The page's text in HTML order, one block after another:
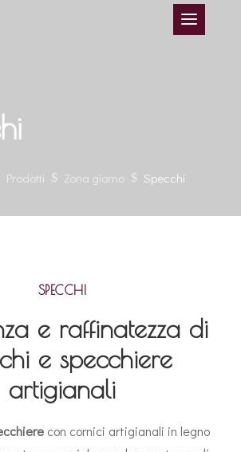
Prodotti $ Zona giorno $ Specchi
SPECCHI
e raffinatezza di
e specchiere
artigianali
con cornici artigianali in legno